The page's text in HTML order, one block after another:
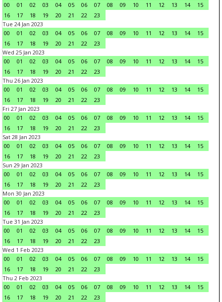
00
01 02 03 04 05 06 07 08 09 10 11 12 13 14
15
16
17 18 19 20 21 22
23
Tue 24 Jan 2023
00
01 02 03 04 05 06 07 08 09 10 11 12 13 14
15
16
17 18 19 20 21 22
23
Wed 25 Jan 2023
00
01 02 03 04 05 06 07 08 09 10 11 12 13 14
15
16
17 18 19 20 21 22
23
Thu 26 Jan 2023
00
01 02 03 04 05 06 07 08 09 10 11 12 13 14
15
16
17 18 19 20 21 22
23
Fri 27 Jan 2023
00
01 02 03 04 05 06 07 08 09 10 11 12 13 14
15
16
17 18 19 20 21 22
23
Sat 28 Jan 2023
00
01 02 03 04 05 06 07 08 09 10 11 12 13 14
15
16
17 18 19 20 21 22
23
Sun 29 Jan 2023
00
01 02 03 04 05 06 07 08 09 10 11 12 13 14
15
16
17 18 19 20 21 22
23
Mon 30 Jan 2023
00
01 02 03 04 05 06 07 08 09 10 11 12 13 14
15
16
17 18 19 20 21 22
23
Tue 31 Jan 2023
00
01 02 03 04 05 06 07 08 09 10 11 12 13 14
15
16
17 18 19 20 21 22
23
Wed 1 Feb 2023
00
01 02 03 04 05 06 07 08 09 10 11 12 13 14
15
16
17 18 19 20 21 22
23
Thu 2 Feb 2023
00
01 02 03 04 05 06 07 08 09 10 11 12 13 14
15
16
17 18 19 20 21 22
23